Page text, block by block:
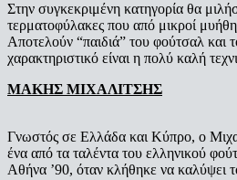
Στην συγκεκριμένη κατηγορία θα
τερματοφύλακες που από μικροί
Αποτελούν “παιδιά” του φούτσαλ και
χαρακτηριστικό είναι η πολύ καλή
ΜΑΚΗΣ ΜΙΧΑΛΙΤΣΗΣ
Γνωστός σε Ελλάδα και Κύπρο, ο
ένα από τα ταλέντα του ελληνικού
Αθήνα ’90, όταν κλήθηκε να καλύψει